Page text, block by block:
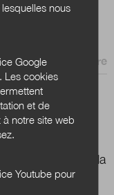
sur LinkedIn
de la
disparus dans la
?
nous
Google
Les cookies
et de
notre site web
Youtube pour